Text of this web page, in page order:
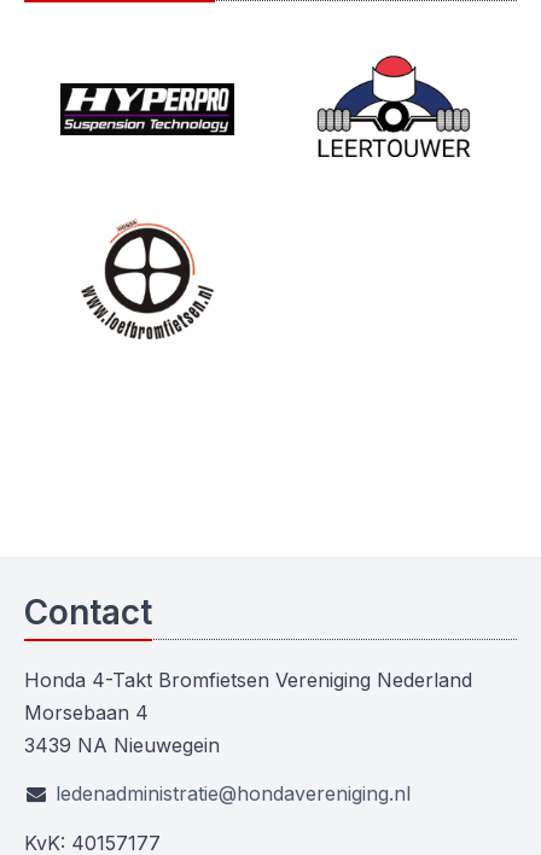
Contact
Honda 4-Takt Bromfietsen Vereniging Nederland
Morsebaan 4
3439 NA Nieuwegein
ledenadministratie@hondavereniging.nl
KvK: 40157177